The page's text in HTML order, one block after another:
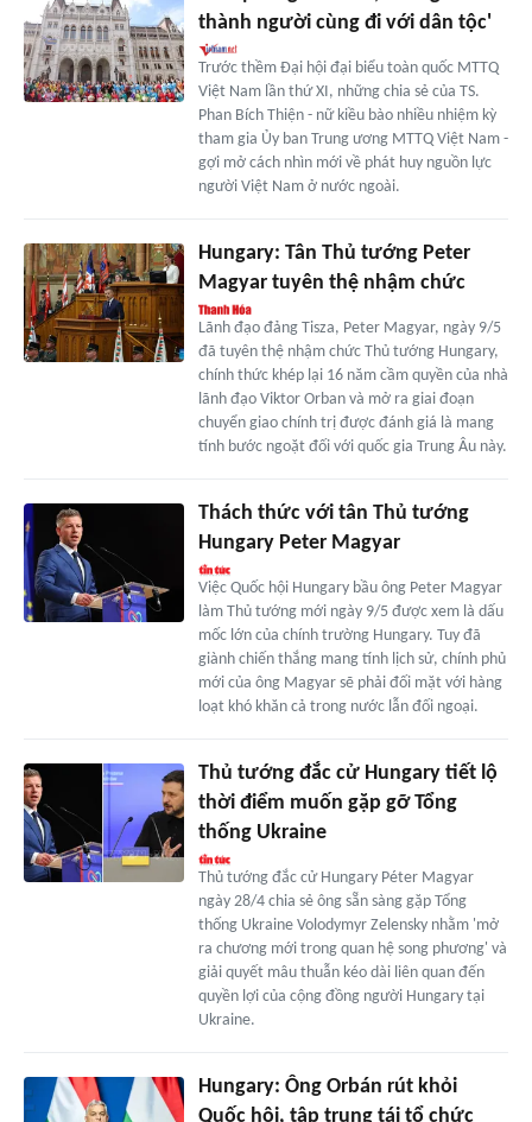
thành người cùng đi với dân tộc'
Trước thềm Đại hội đại biểu toàn quốc MTTQ
Việt Nam lần thứ XI, những chia sẻ của TS.
Phan Bích Thiện - nữ kiều bào nhiều nhiệm kỳ
tham gia Ủy ban Trung ương MTTQ Việt Nam -
gợi mở cách nhìn mới về phát huy nguồn lực
người Việt Nam ở nước ngoài.
Hungary: Tân Thủ tướng Peter
Magyar tuyên thệ nhậm chức
Lãnh đạo đảng Tisza, Peter Magyar, ngày 9/5
đã tuyên thệ nhậm chức Thủ tướng Hungary,
chính thức khép lại 16 năm cầm quyền của nhà
lãnh đạo Viktor Orban và mở ra giai đoạn
chuyển giao chính trị được đánh giá là mang
tính bước ngoặt đối với quốc gia Trung Âu này.
Thách thức với tân Thủ tướng
Hungary Peter Magyar
Việc Quốc hội Hungary bầu ông Peter Magyar
làm Thủ tướng mới ngày 9/5 được xem là dấu
mốc lớn của chính trường Hungary. Tuy đã
giành chiến thắng mang tính lịch sử, chính phủ
mới của ông Magyar sẽ phải đối mặt với hàng
loạt khó khăn cả trong nước lẫn đối ngoại.
Thủ tướng đắc cử Hungary tiết lộ
thời điểm muốn gặp gỡ Tổng
thống Ukraine
Thủ tướng đắc cử Hungary Péter Magyar
ngày 28/4 chia sẻ ông sẵn sàng gặp Tổng
thống Ukraine Volodymyr Zelensky nhằm 'mở
ra chương mới trong quan hệ song phương' và
giải quyết mâu thuẫn kéo dài liên quan đến
quyền lợi của cộng đồng người Hungary tại
Ukraine.
Hungary: Ông Orbán rút khỏi
Quốc hội, tập trung tái tổ chức